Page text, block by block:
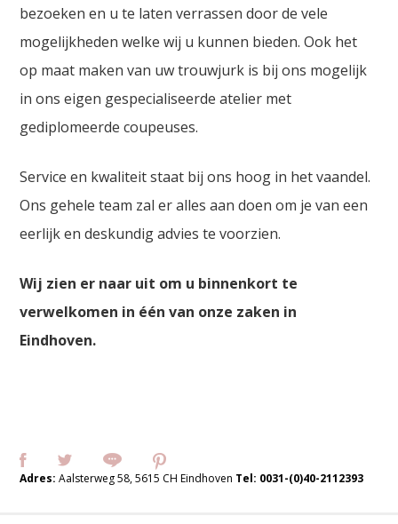
bezoeken en u te laten verrassen door de vele
mogelijkheden welke wij u kunnen bieden. Ook het
op maat maken van uw trouwjurk is bij ons mogelijk
in ons eigen gespecialiseerde atelier met
gediplomeerde coupeuses.
Service en kwaliteit staat bij ons hoog in het vaandel.
Ons gehele team zal er alles aan doen om je van een
eerlijk en deskundig advies te voorzien.
Wij zien er naar uit om u binnenkort te
verwelkomen in één van onze zaken in
Eindhoven.
Adres:Aalsterweg 58, 5615 CH Eindhoven Tel: 0031-(0)40-2112393